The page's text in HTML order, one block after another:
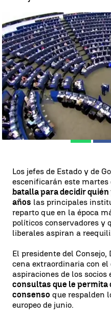
Los líderes de la UE se
cargos
Antena 3 Noticias
Publicado:
28 de mayo de
Los jefes de Estado y de
escenificarán este martes
batalla para decidir
años las principales
reparto que en la época
políticos conservadores y
liberales aspiran a
El presidente del Consejo,
cena extraordinaria con el
aspiraciones de los socios
consultas que le permita
consenso que respalden
europeo de junio.